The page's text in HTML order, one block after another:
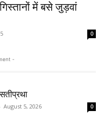
में बसे जुड़वां
0
-
- August 5, 2026 0